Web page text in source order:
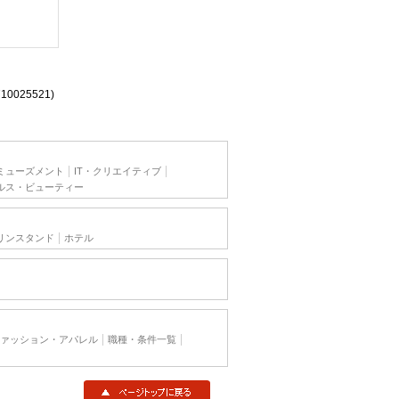
ューズメント
IT・クリエイティブ
ス・ビューティー
ンスタンド ホテル
ッション・アパレル 職種・条件一覧